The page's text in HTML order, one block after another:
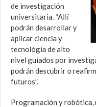
de investigación
universitaria. “Allí
podrán desarrollar y
aplicar ciencia y
tecnológía de alto
nivel guiados por
podrán descubrir o
futuros”.
Programación y